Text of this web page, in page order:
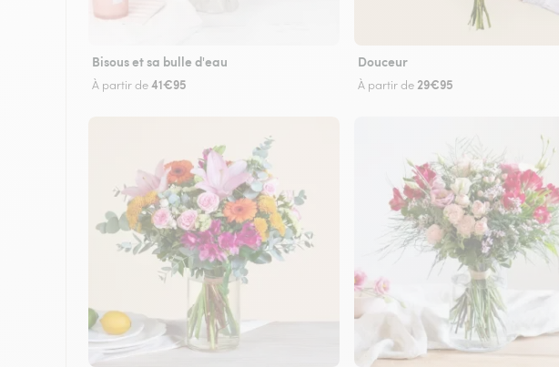
Bisous et sa bulle d'eau
À partir de41€95
Douceur
À partir de 29€95